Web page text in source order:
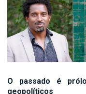
O passado é
geopolíticos